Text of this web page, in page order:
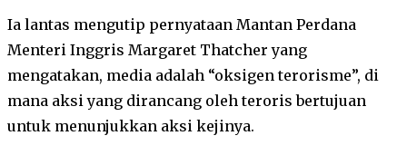
Ia lantas mengutip pernyataan Mantan Perdana
Menteri Inggris Margaret Thatcher yang
mengatakan, media adalah “oksigen terorisme”, di
mana aksi yang dirancang oleh teroris bertujuan
untuk menunjukkan aksi kejinya.